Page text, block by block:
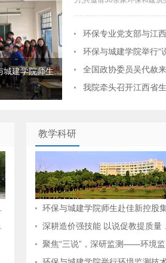
机”大手牵小…
环保专业党支部与江
环保与城建学院举行“
全国政协委员吴代赦
我院牵头召开江西省
教学科研
环保与城建学院师生赴佳新控股
深耕造价强技能 以说促教提质量
聚焦“三说”，深研监测——环境监